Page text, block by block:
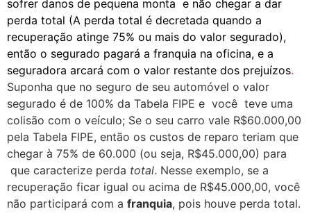
sofrer danos de pequena monta e não chegar a dar
perda total (A perda total é decretada quando a
recuperação atinge 75% ou mais do valor segurado),
então o segurado pagará a franquia na oficina, e a
seguradora arcará com o valor restante dos prejuízos.
Suponha que no seguro de seu automóvel o valor
segurado é de 100% da Tabela FIPE e você teve uma
colisão com o veículo; Se o seu carro vale R$60.000,00
pela Tabela FIPE, então os custos de reparo teriam que
chegar à 75% de 60.000 (ou seja, R$45.000,00) para
que caracterize perda total. Nesse exemplo, se a
recuperação ficar igual ou acima de R$45.000,00, você
não participará com a franquia, pois houve perda total.